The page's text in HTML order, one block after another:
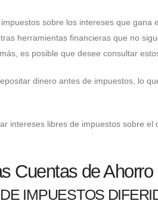
sobre los intereses que
herramientas financieras que no
es posible que desee consultar
dinero antes de impuestos, lo
intereses libres de impuestos sobre
Cuentas de
IMPUESTOS